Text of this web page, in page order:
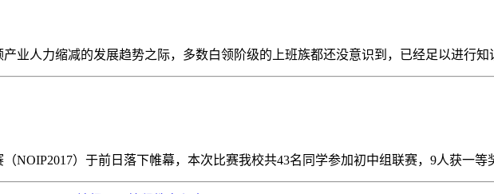
业人力缩减的发展趋势之际，多数白领阶级的上班族都还没意识到，已经足以进行
NOIP2017）于前日落下帷幕，本次比赛我校共43名同学参加初中组联赛，9人获一等